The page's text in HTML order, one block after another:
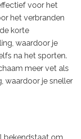
voor het
het verbranden
korte
waardoor je
na het sporten.
meer vet als
waardoor je sneller
bekendstaat om